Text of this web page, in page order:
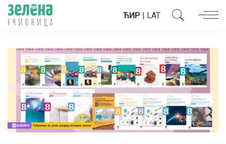
ЋИР | LAT